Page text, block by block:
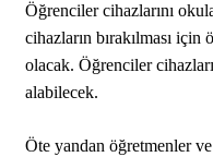
Öğrenciler cihazlarını
cihazların bırakılması
olacak. Öğrenciler
alabilecek.
Öte yandan öğretmenler